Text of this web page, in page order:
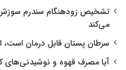
تشخیص زودهنگام سندرم
می‌کند
سرطان پستان قابل درمان
آیا مصرف قهوه و نوشیدنی‌های